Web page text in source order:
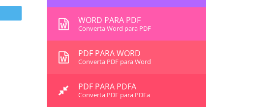
WORD PARA PDF
Converta Word para PDF
PDF PARA WORD
Converta PDF para Word
PDF PARA PDFA
Converta PDF para PDFa